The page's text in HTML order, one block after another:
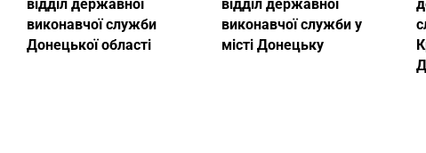
відділ державної
виконавчої служби
Донецької області
відділ державної
виконавчої служби у
місті Донецьку